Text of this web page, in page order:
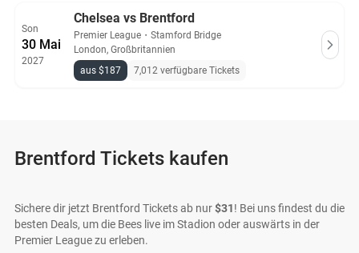
Son
30 Mai
2027
Chelsea vs Brentford
Premier League ・ Stamford Bridge
London, Großbritannien
aus $187
7,012 verfügbare Tickets
Brentford Tickets kaufen
Sichere dir jetzt Brentford Tickets ab nur$31! Bei uns findest du die
besten Deals, um die Bees live im Stadion oder auswärts in der
Premier League zu erleben.